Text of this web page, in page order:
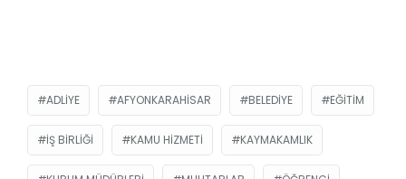
ADLIYE AFYONKARAHISAR BELEDIYE EĞITIM
IŞ BIRLIĞI KAMU HIZMETI KAYMAKAMLIK